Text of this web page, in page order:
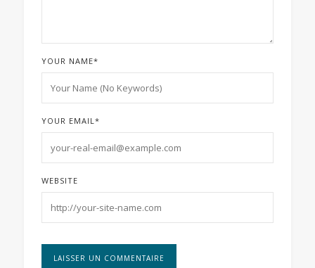
YOUR NAME*
YOUR EMAIL*
WEBSITE